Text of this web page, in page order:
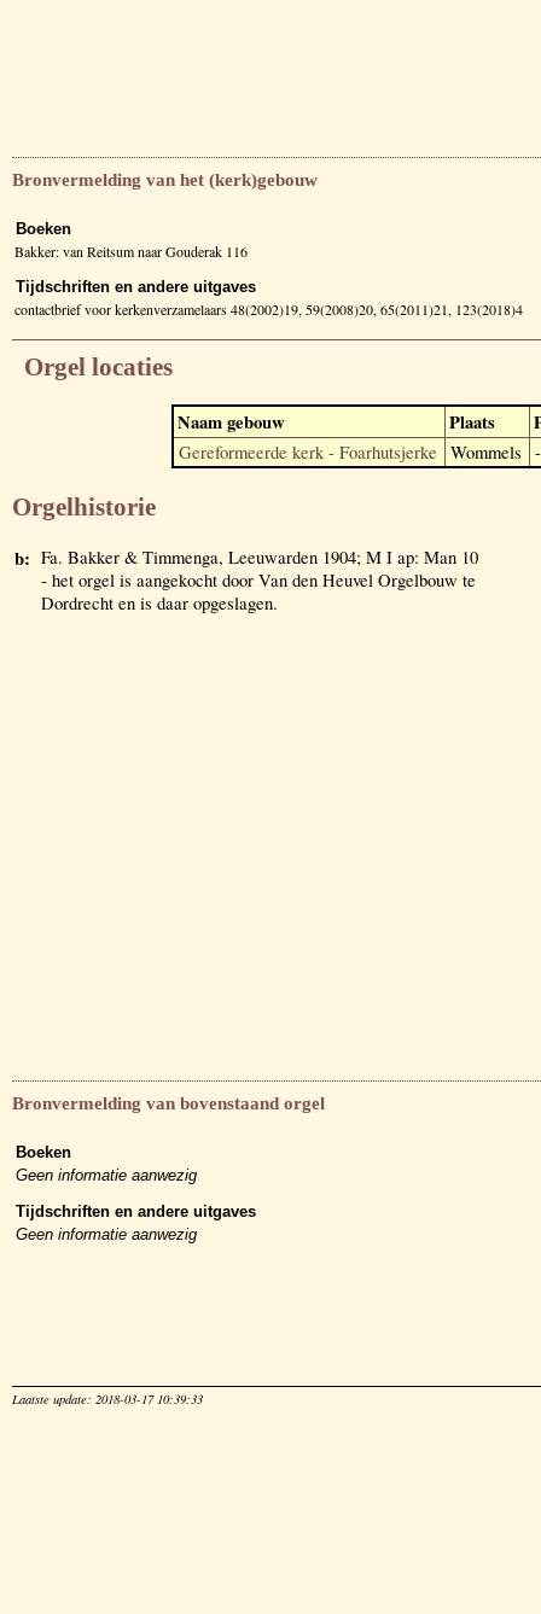
Bronvermelding van het (kerk)gebouw
Boeken
Bakker: van Reitsum naar Gouderak 116
Tijdschriften en andere uitgaves
contactbrief voor kerkenverzamelaars 48(2002)19, 59(2008)20, 65(2011)21, 123(2018)4
Orgel locaties
Naam gebouw Plaats
Gereformeerde kerk - Foarhutsjerke Wommels -
Orgelhistorie
b: Fa. Bakker & Timmenga, Leeuwarden 1904; M I ap: Man 10
- het orgel is aangekocht door Van den Heuvel Orgelbouw te
Dordrecht en is daar opgeslagen.
Bronvermelding van bovenstaand orgel
Boeken
Geen informatie aanwezig
Tijdschriften en andere uitgaves
Geen informatie aanwezig
Laatste update: 2018-03-17 10:39:33